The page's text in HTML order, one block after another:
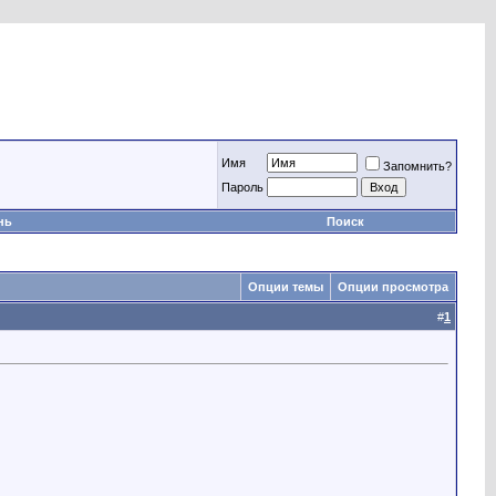
Имя
Запомнить?
Пароль
Поиск
Опции темы Опции просмотра
#1